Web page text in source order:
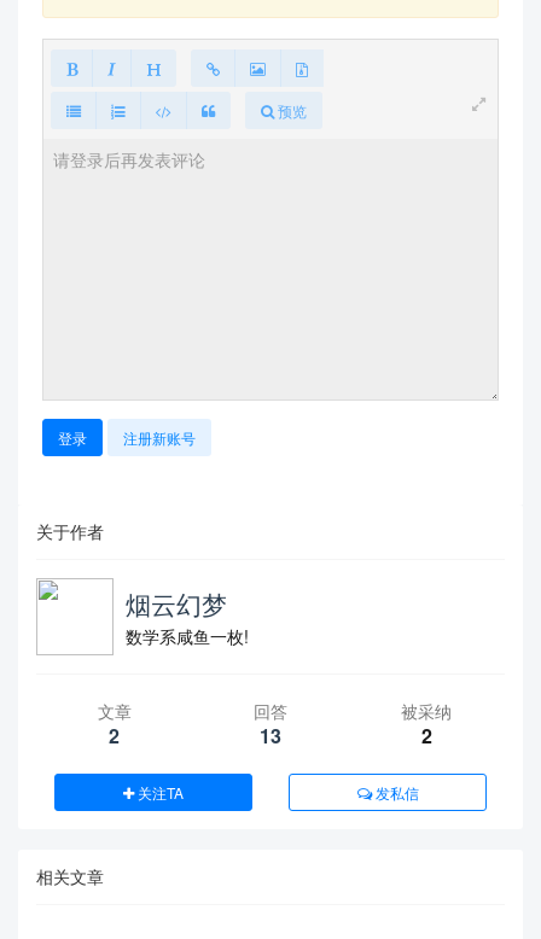
预览
登录 注册新账号
关于作者
烟云幻梦
数学系咸鱼一枚!
文章
2
回答
13
被采纳
2
关注TA 发私信
相关文章